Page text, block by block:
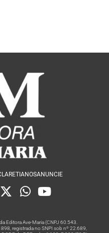
ANUNCIE
Editora Ave-Maria (CNPJ 60.543.
registrada no SNPI sob nº 22.689,